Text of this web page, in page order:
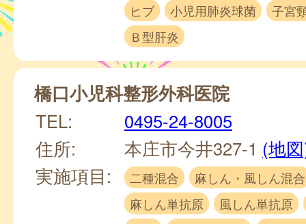
ヒブ
小児用肺炎球菌
子宮
Ｂ型肝炎
橋口小児科整形外科医院
TEL:
0495-24-8005
住所:
本庄市今井327-1 (地
実施項目:
二種混合
麻しん・風しん混合
麻しん単抗原
風しん単抗原